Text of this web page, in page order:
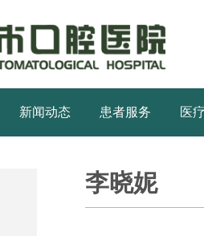
新闻动态 患者服务 医
李晓妮